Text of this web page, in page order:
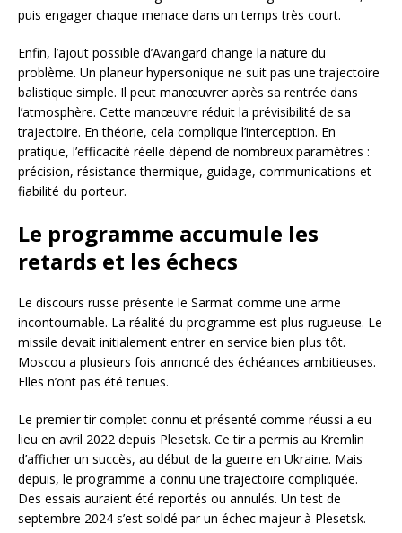
puis engager chaque menace dans un temps très court.
Enfin, l’ajout possible d’Avangard change la nature du
problème. Un planeur hypersonique ne suit pas une trajectoire
balistique simple. Il peut manœuvrer après sa rentrée dans
l’atmosphère. Cette manœuvre réduit la prévisibilité de sa
trajectoire. En théorie, cela complique l’interception. En
pratique, l’efficacité réelle dépend de nombreux paramètres :
précision, résistance thermique, guidage, communications et
fiabilité du porteur.
Le programme accumule les
retards et les échecs
Le discours russe présente le Sarmat comme une arme
incontournable. La réalité du programme est plus rugueuse. Le
missile devait initialement entrer en service bien plus tôt.
Moscou a plusieurs fois annoncé des échéances ambitieuses.
Elles n’ont pas été tenues.
Le premier tir complet connu et présenté comme réussi a eu
lieu en avril 2022 depuis Plesetsk. Ce tir a permis au Kremlin
d’afficher un succès, au début de la guerre en Ukraine. Mais
depuis, le programme a connu une trajectoire compliquée.
Des essais auraient été reportés ou annulés. Un test de
septembre 2024 s’est soldé par un échec majeur à Plesetsk.